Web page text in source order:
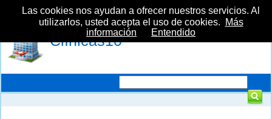
Clínicas10
Las cookies nos ayudan a ofrecer nuestros servicios. Al
utilizarlos, usted acepta el uso de cookies.
Más
información
Entendido